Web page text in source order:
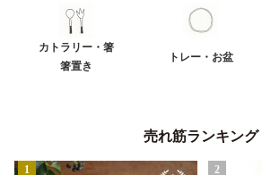
カトラリー・箸
箸置き
トレー・お盆
売れ筋ランキング
1 2